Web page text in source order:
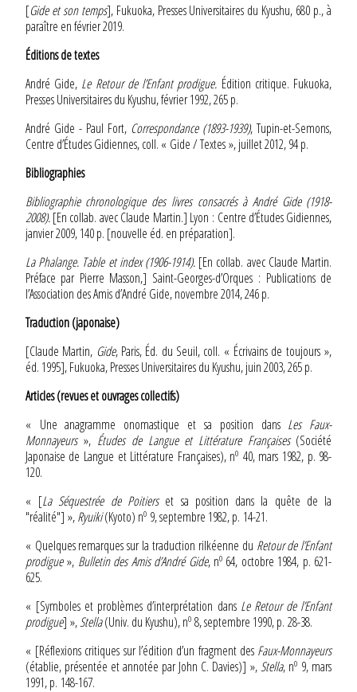
[Gide et son temps], Fukuoka, Presses Universitaires du Kyushu, 680 p., à
paraître en février 2019.
Éditions de textes
André Gide, Le Retour de l’Enfant prodigue. Édition critique. Fukuoka,
Presses Universitaires du Kyushu, février 1992, 265 p.
André Gide - Paul Fort, Correspondance (1893-1939), Tupin-et-Semons,
Centre d’Études Gidiennes, coll. « Gide / Textes », juillet 2012, 94 p.
Bibliographies
Bibliographie chronologique des livres consacrés à André Gide (1918-
2008).[En collab. avec Claude Martin.] Lyon : Centre d’Études Gidiennes,
janvier 2009, 140 p. [nouvelle éd. en préparation].
La Phalange. Table et index (1906-1914). [En collab. avec Claude Martin.
Préface par Pierre Masson,] Saint-Georges-d’Orques : Publications de
l’Association des Amis d’André Gide, novembre 2014, 246 p.
Traduction (japonaise)
[Claude Martin, Gide, Paris, Éd. du Seuil, coll. « Écrivains de toujours »,
éd. 1995], Fukuoka, Presses Universitaires du Kyushu, juin 2003, 265 p.
Articles (revues et ouvrages collectifs)
« Une anagramme onomastique et sa position dans Les Faux-
Monnayeurs», Études de Langue et Littérature Françaises(Société
Japonaise de Langue et Littérature Françaises), no 40, mars 1982, p. 98-
120.
« [La Séquestrée de Poitiers et sa position dans la quête de la
"réalité"] »,Ryuiki(Kyoto) no9, septembre 1982, p. 14-21.
« Quelques remarques sur la traduction rilkéenne du Retour de l’Enfant
prodigue», Bulletin des Amis d’André Gide, no64, octobre 1984, p. 621-
625.
« [Symboles et problèmes d’interprétation dans Le Retour de l’Enfant
prodigue] »,Stella(Univ. du Kyushu), no8, septembre 1990, p. 28-38.
« [Réflexions critiques sur l’édition d’un fragment des Faux-Monnayeurs
(établie, présentée et annotée par John C. Davies)] »,Stella, no 9, mars
1991, p. 148-167.